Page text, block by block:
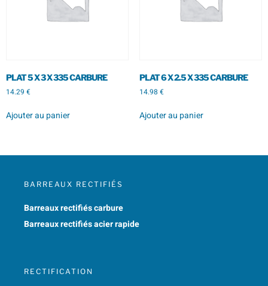
PLAT 5 X 3 X 335 CARBURE
14.29 €
Ajouter au panier
PLAT 6 X 2.5 X 335 CARBURE
14.98 €
Ajouter au panier
BARREAUX RECTIFIÉS
Barreaux rectifiés carbure
Barreaux rectifiés acier rapide
RECTIFICATION